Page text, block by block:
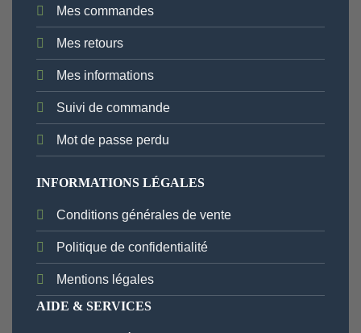
Mes commandes
Mes retours
Mes informations
Suivi de commande
Mot de passe perdu
INFORMATIONS LÉGALES
Conditions générales de vente
Politique de confidentialité
Mentions légales
AIDE & SERVICES